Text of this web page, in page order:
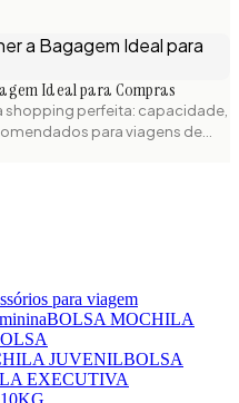
Ideal para Compras
shopping perfeita: capacidade,
para viagens de
para sua próxima
para viagem
BOLSA MOCHILA
JUVENILBOLSA
EXECUTIVA